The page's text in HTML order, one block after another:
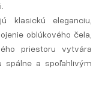
klasickú eleganciu,
oblúkového čela,
priestoru vytvára
spálne a spoľahlivým